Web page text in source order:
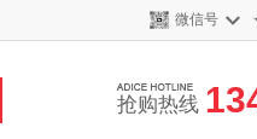
微信号
抢购热线